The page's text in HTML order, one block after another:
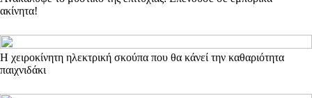
ακίνητα!
Η χειροκίνητη ηλεκτρική σκούπα που θα κάνεί την καθαριότητα
παιχνιδάκι